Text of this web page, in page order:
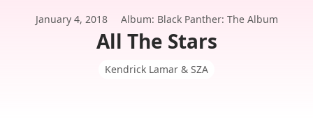
January 4, 2018 Album: Black Panther: The Album
All The Stars
Kendrick Lamar & SZA